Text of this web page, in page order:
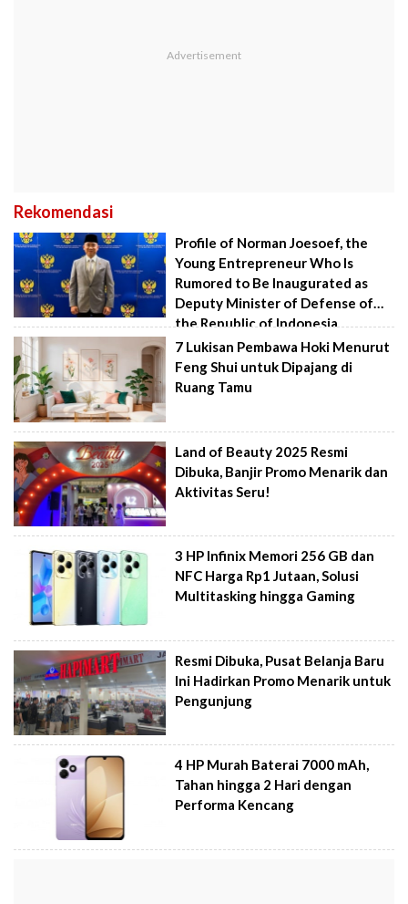
Rekomendasi
Profile of Norman Joesoef, the
Young Entrepreneur Who Is
Rumored to Be Inaugurated as
Deputy Minister of Defense of
the Republic of Indonesia
7 Lukisan Pembawa Hoki Menurut
Feng Shui untuk Dipajang di
Ruang Tamu
Land of Beauty 2025 Resmi
Dibuka, Banjir Promo Menarik dan
Aktivitas Seru!
3 HP Infinix Memori 256 GB dan
NFC Harga Rp1 Jutaan, Solusi
Multitasking hingga Gaming
Resmi Dibuka, Pusat Belanja Baru
Ini Hadirkan Promo Menarik untuk
Pengunjung
4 HP Murah Baterai 7000 mAh,
Tahan hingga 2 Hari dengan
Performa Kencang